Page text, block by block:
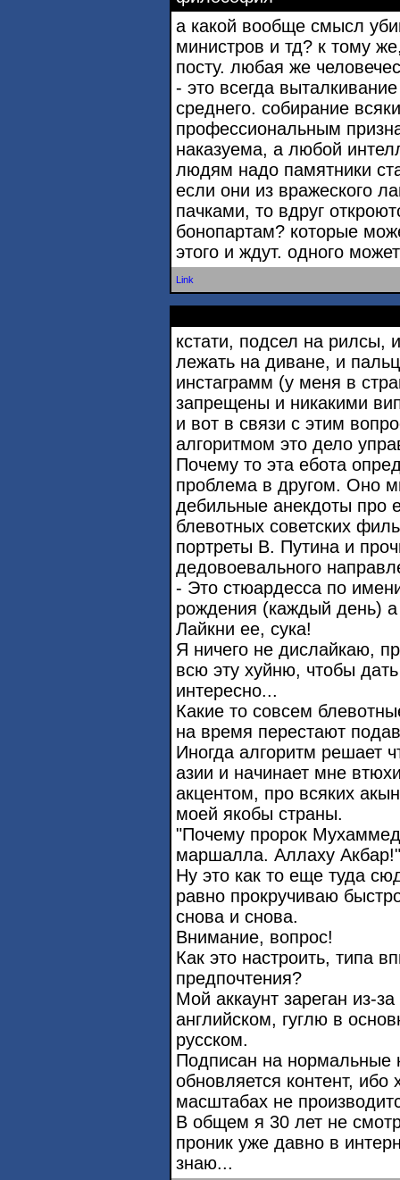
а какой вообще смысл
министров и тд? к тому
посту. любая же
- это всегда
среднего. собирание
профессиональным
наказуема, а любой
людям надо памятники
если они из вражеского
пачками, то вдруг
бонопартам? которые
этого и ждут. одного
Link
кстати, подсел на рилсы,
лежать на диване, и
инстаграмм (у меня в
запрещены и никакими
и вот в связи с этим
алгоритмом это дело
Почему то эта ебота
проблема в другом. Оно
дебильные анекдоты про
блевотных советских
портреты В. Путина и
дедовоевального
- Это стюардесса по
рождения (каждый день)
Лайкни ее, сука!
Я ничего не дислайкаю,
всю эту хуйню, чтобы
интересно...
Какие то совсем
на время перестают
Иногда алгоритм решает
азии и начинает мне
акцентом, про всяких
моей якобы страны.
"Почему пророк
маршалла. Аллаху Акбар!"
Ну это как то еще туда
равно прокручиваю
снова и снова.
Внимание, вопрос!
Как это настроить, типа
предпочтения?
Мой аккаунт зареган из-
английском, гуглю в
русском.
Подписан на нормальные
обновляется контент,
масштабах не
В общем я 30 лет не
проник уже давно в
знаю...